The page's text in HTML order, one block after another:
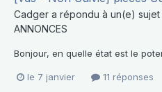
Cadger a répondu à un(e) sujet
ANNONCES
Bonjour, en quelle état est le
le 7 janvier 11 réponses